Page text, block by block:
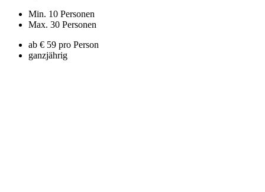
Min. 10 Personen
Max. 30 Personen
ab € 59 pro Person
ganzjährig